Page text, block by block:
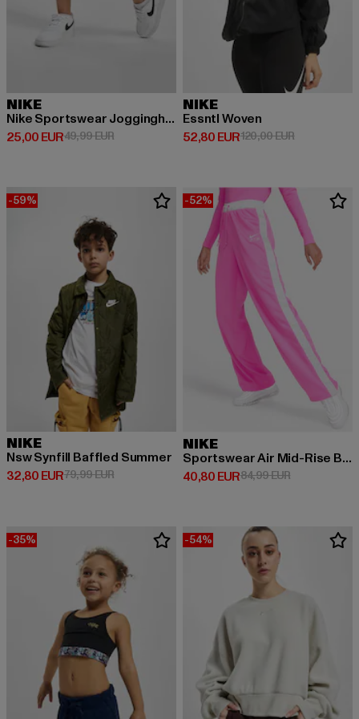
NIKE
Nike Sportswear Jogginghose Kinder
25,00 EUR
Derzeitiger Preis: 25,00 EUR
49,99 EURAktionspreis: 49,99 EUR
NIKE
Essntl Woven
52,80 EUR
Derzeitiger Preis: 52,80 EUR
120,00 EURAktionspreis:
-59%
NIKE
Nsw Synfill Baffled Summer
32,80 EUR
Derzeitiger Preis: 32,80 EUR
79,99 EURAktionspreis: 79,99 EUR
-52%
NIKE
Sportswear Air Mid-Rise Breakaway Pants
40,80 EUR
Derzeitiger Preis: 40,80 EUR
84,99 EURAktionspreis:
-35% -54%